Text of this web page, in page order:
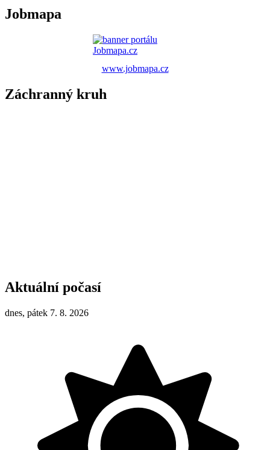
Jobmapa
www.jobmapa.cz
Záchranný kruh
Aktuální počasí
dnes, pátek 7. 8. 2026